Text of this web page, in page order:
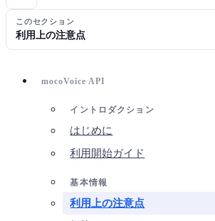
このセクション
利用上の注意点
mocoVoice API
イントロダクション
はじめに
利用開始ガイド
基本情報
利用上の注意点